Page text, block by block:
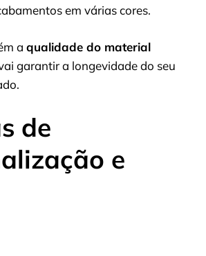
em várias cores.
a qualidade do material
garantir a longevidade do seu
de
e